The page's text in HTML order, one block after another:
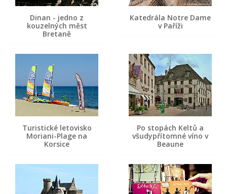
Dinan - jedno z
kouzelných měst
Bretaně
Katedrála Notre Dame
v Paříži
Turistické letovisko
Moriani-Plage na
Korsice
Po stopách Keltů a
všudypřítomné víno v
Beaune